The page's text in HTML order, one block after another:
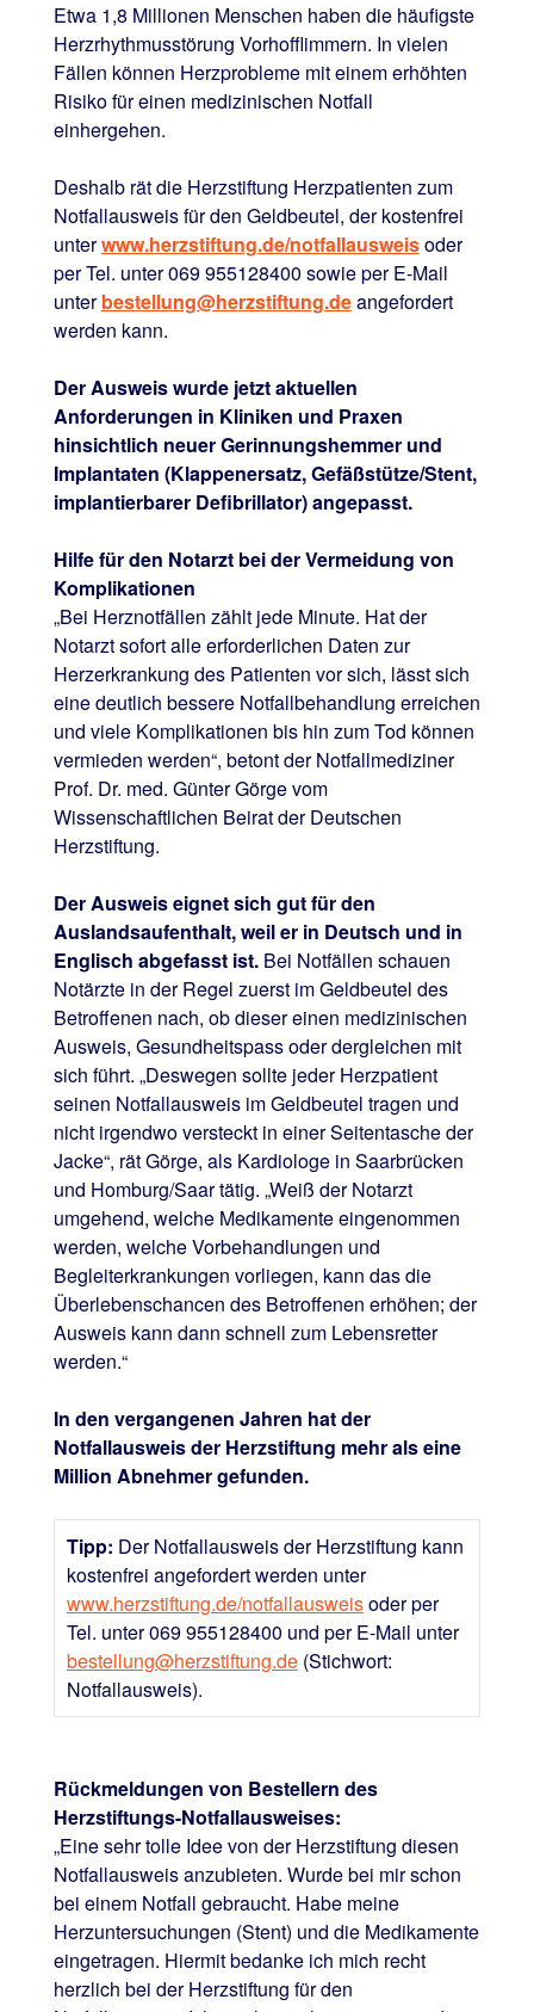
Etwa 1,8 Millionen Menschen haben die häufigste
Herzrhythmusstörung Vorhofflimmern. In vielen
Fällen können Herzprobleme mit einem erhöhten
Risiko für einen medizinischen Notfall
einhergehen.
Deshalb rät die Herzstiftung Herzpatienten zum
Notfallausweis für den Geldbeutel, der kostenfrei
unterwww.herzstiftung.de/notfallausweisoder
per Tel. unter 069 955128400 sowie per E-Mail
unterbestellung@herzstiftung.deangefordert
werden kann.
Der Ausweis wurde jetzt aktuellen
Anforderungen in Kliniken und Praxen
hinsichtlich neuer Gerinnungshemmer und
Implantaten (Klappenersatz, Gefäßstütze/Stent,
implantierbarer Defibrillator) angepasst.
Hilfe für den Notarzt bei der Vermeidung von
Komplikationen
„Bei Herznotfällen zählt jede Minute. Hat der
Notarzt sofort alle erforderlichen Daten zur
Herzerkrankung des Patienten vor sich, lässt sich
eine deutlich bessere Notfallbehandlung erreichen
und viele Komplikationen bis hin zum Tod können
vermieden werden“, betont der Notfallmediziner
Prof. Dr. med. Günter Görge vom
Wissenschaftlichen Beirat der Deutschen
Herzstiftung.
Der Ausweis eignet sich gut für den
Auslandsaufenthalt, weil er in Deutsch und in
Englisch abgefasst ist. Bei Notfällen schauen
Notärzte in der Regel zuerst im Geldbeutel des
Betroffenen nach, ob dieser einen medizinischen
Ausweis, Gesundheitspass oder dergleichen mit
sich führt. „Deswegen sollte jeder Herzpatient
seinen Notfallausweis im Geldbeutel tragen und
nicht irgendwo versteckt in einer Seitentasche der
Jacke“, rät Görge, als Kardiologe in Saarbrücken
und Homburg/Saar tätig. „Weiß der Notarzt
umgehend, welche Medikamente eingenommen
werden, welche Vorbehandlungen und
Begleiterkrankungen vorliegen, kann das die
Überlebenschancen des Betroffenen erhöhen; der
Ausweis kann dann schnell zum Lebensretter
werden.“
In den vergangenen Jahren hat der
Notfallausweis der Herzstiftung mehr als eine
Million Abnehmer gefunden.
Tipp: Der Notfallausweis der Herzstiftung kann
kostenfrei angefordert werden unter
www.herzstiftung.de/notfallausweisoder per
Tel. unter 069 955128400 und per E-Mail unter
bestellung@herzstiftung.de(Stichwort:
Notfallausweis).
Rückmeldungen von Bestellern des
Herzstiftungs-Notfallausweises:
„Eine sehr tolle Idee von der Herzstiftung diesen
Notfallausweis anzubieten. Wurde bei mir schon
bei einem Notfall gebraucht. Habe meine
Herzuntersuchungen (Stent) und die Medikamente
eingetragen. Hiermit bedanke ich mich recht
herzlich bei der Herzstiftung für den